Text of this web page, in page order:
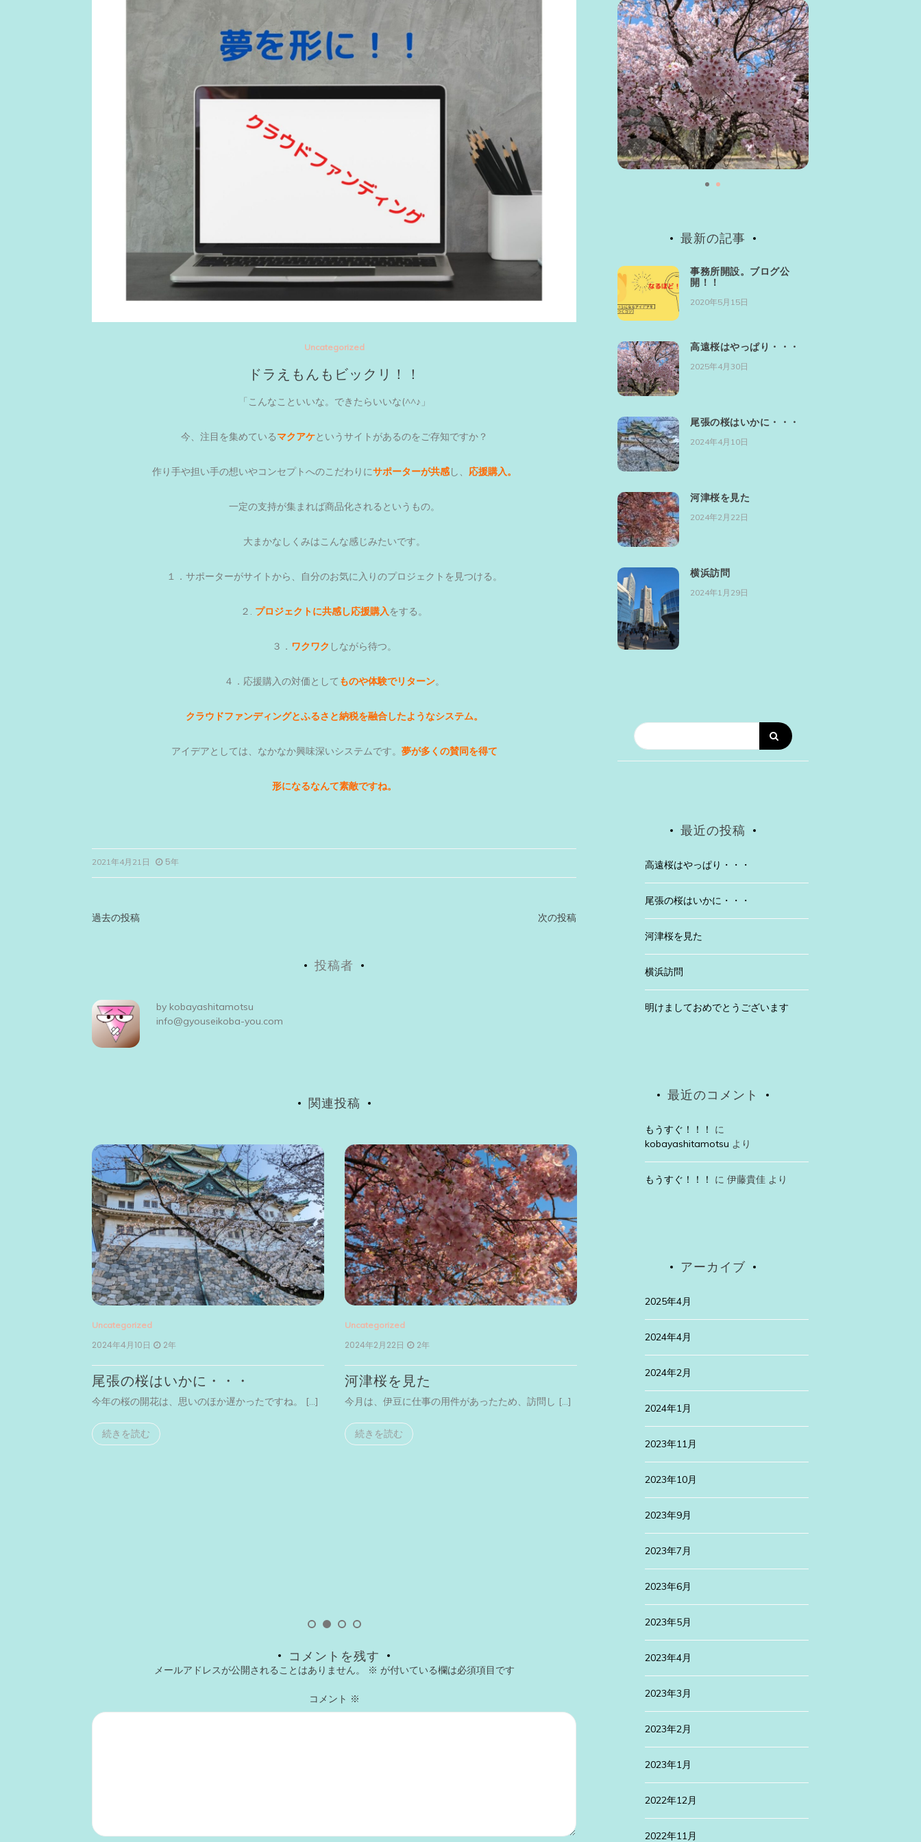
Uncategorized
ドラえもんもビックリ！！
「こんなこといいな。できたらいいな(^^♪」
今、注目を集めているマクアケというサイトがあるのをご存知ですか？
作り手や担い手の想いやコンセプトへのこだわりにサポーターが共感し、 応援購入。
一定の支持が集まれば商品化されるというもの。
大まかなしくみはこんな感じみたいです。
１．サポーターがサイトから、自分のお気に入りのプロジェクトを見つける。
２. プロジェクトに共感し応援購入をする。
３． ワクワク しながら待つ。
４．応援購入の対価として ものや体験でリターン。
クラウドファンディングとふるさと納税を融合したようなシステム。
アイデアとしては、なかなか興味深いシステムです。 夢が多くの賛同を得て
形になるなんて素敵ですね。
2021年4月21日 5年
投
ビ
ゲ
ー
過去の投稿 次の投稿
投稿者
by kobayashitamotsu
info@gyouseikoba-you.com
関連投稿
Uncategorized
2024年4月10日 2年
尾張の桜はいかに・・・
今年の桜の開花は、思いのほか遅かったですね。 […]
続きを読む
Uncategorized
2024年2月22日 2年
河津桜を見た
今月は、伊豆に仕事の用件があったため、訪問し […]
続きを読む
横浜訪問
今月は、新旧が融合した美しい町、横浜を仕事の […]
続きを読む
コメントを残す
メールアドレスが公開されることはありません。 ※ が付いている欄は必須項目です
コメント ※
最新の記事
事務所開設。ブログ公
開！！
2020年5月15日
高遠桜はやっぱり・・・
2025年4月30日
尾張の桜はいかに・・・
2024年4月10日
河津桜を見た
2024年2月22日
横浜訪問
2024年1月29日
最近の投稿
高遠桜はやっぱり・・・
尾張の桜はいかに・・・
河津桜を見た
横浜訪問
明けましておめでとうございます
最近のコメント
もうすぐ！！！
に
kobayashitamotsu より
もうすぐ！！！ に伊藤貴佳 より
アーカイブ
2025年4月
2024年4月
2024年2月
2024年1月
2023年11月
2023年10月
2023年9月
2023年7月
2023年6月
2023年5月
2023年4月
2023年3月
2023年2月
2023年1月
2022年12月
2022年11月